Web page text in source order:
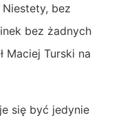
bez
bez żadnych
Maciej Turski na
się być jedynie